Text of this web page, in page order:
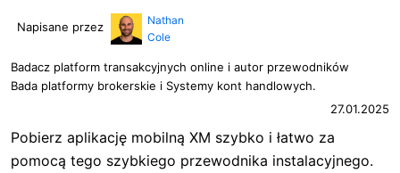
Napisane przez
Nathan
Cole
Badacz platform transakcyjnych online i autor przewodników
Bada platformy brokerskie i Systemy kont handlowych.
27.01.2025
Pobierz aplikację mobilną XM szybko i łatwo za
pomocą tego szybkiego przewodnika instalacyjnego.